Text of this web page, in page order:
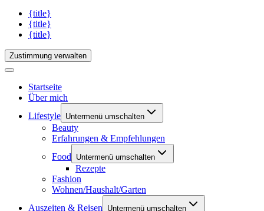
{title}
{title}
{title}
Zustimmung verwalten
Startseite
Über mich
Lifestyle Untermenü umschalten
Beauty
Erfahrungen & Empfehlungen
Food
Untermenü umschalten
Rezepte
Fashion
Wohnen/Haushalt/Garten
Auszeiten & Reisen
Untermenü umschalten